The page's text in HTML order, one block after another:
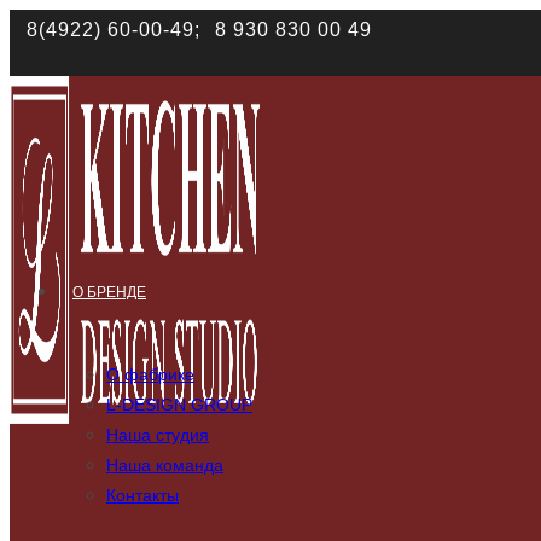
8(4922) 60-00-49; 8 930 830 00 49
О БРЕНДЕ
О фабрике
L-DESIGN GROUP
Наша студия
Наша команда
Контакты
Наш сайт использует файлы cookies. Продолжая им